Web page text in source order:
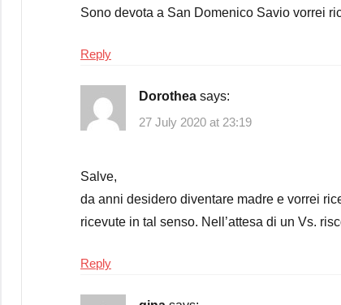
Sono devota a San Domenico Savio vorrei
Reply
Dorothea says:
27 July 2020 at 23:19
Salve,
da anni desidero diventare madre e vorrei
ricevute in tal senso. Nell’attesa di un Vs.
Reply